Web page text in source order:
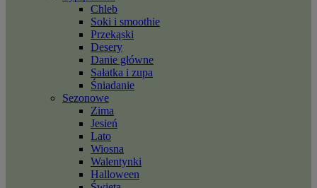
Chleb
Soki i smoothie
Przekąski
Desery
Danie główne
Sałatka i zupa
Śniadanie
Sezonowe
Zima
Jesień
Lato
Wiosna
Walentynki
Halloween